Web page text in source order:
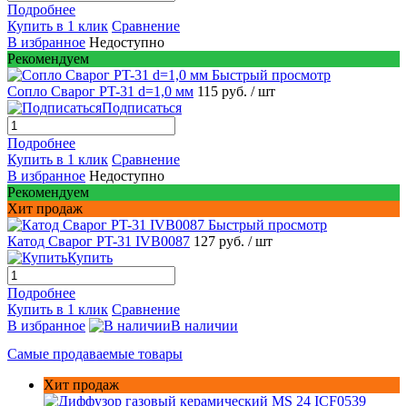
Подробнее
Купить в 1 клик Сравнение
В избранное Недоступно
Рекомендуем
Быстрый просмотр
Сопло Сварог PT-31 d=1,0 мм 115 руб. / шт
Подписаться
Подробнее
Купить в 1 клик Сравнение
В избранное Недоступно
Рекомендуем
Хит продаж
Быстрый просмотр
Катод Сварог PT-31 IVB0087 127 руб. / шт
Купить
Подробнее
Купить в 1 клик Сравнение
В избранное
В наличии
Самые продаваемые товары
Хит продаж